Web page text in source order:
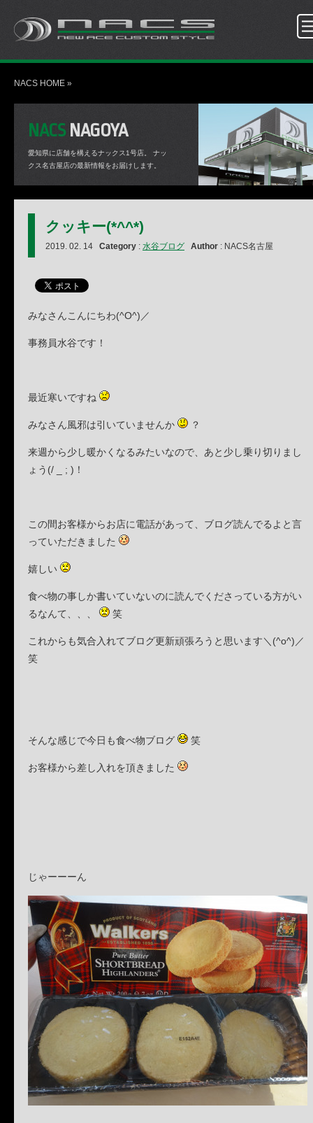
NACS HOME »
NACSNAGOYA
愛知県に店舗を構えるナックス1号店。
ナッ
クス名古屋店の最新情報をお届けします。
クッキー(*^^*)
2019. 02. 14 Category : 水谷ブログ Author : NACS名古屋
みなさんこんにちわ(^O^)／
事務員水谷です！
最近寒いですね
みなさん風邪は引いていませんか ？
来週から少し暖かくなるみたいなので、あと少し乗り切りまし
ょう(/ _ ; )！
この間お客様からお店に電話があって、ブログ読んでるよと言
っていただきました
嬉しい
食べ物の事しか書いていないのに読んでくださっている方がい
るなんて、、、
笑
これからも気合入れてブログ更新頑張ろうと思います＼(^o^)／
笑
そんな感じで今日も食べ物ブログ 笑
お客様から差し入れを頂きました
じゃーーーん